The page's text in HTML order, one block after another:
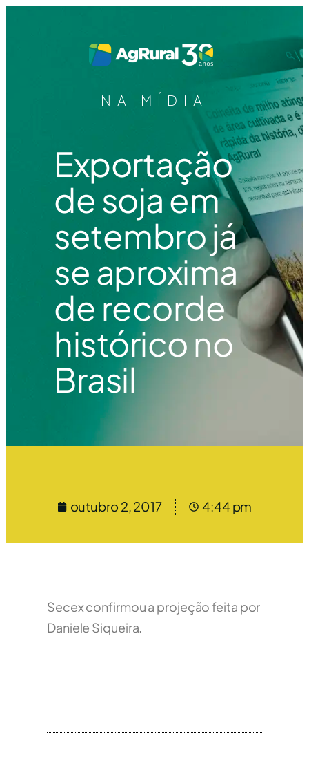
NA MÍDIA
Exportação
de soja em
setembro já
se aproxima
de recorde
histórico no
Brasil
outubro 2, 2017 4:44 pm
Secex confirmou a projeção feita por
Daniele Siqueira.